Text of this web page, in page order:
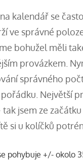
kalendář se
ve správné
bohužel měli
provázkem.
správného
Největší
tak jsem ze
si u kolíčků
pohybuje +/- okolo